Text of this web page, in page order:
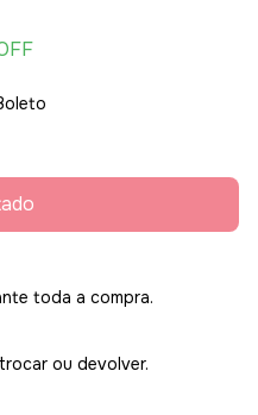
toda a compra.
ou devolver.